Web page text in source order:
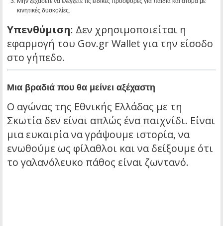
κινητικές δυσκολίες.
Υπενθύμιση: Δεν χρησιμοποιείται η
εφαρμογή του Gov.gr Wallet για την είσοδο
στο γήπεδο.
Μια βραδιά που θα μείνει αξέχαστη
Ο αγώνας της Εθνικής Ελλάδας με τη
Σκωτία δεν είναι απλώς ένα παιχνίδι. Είναι
μια ευκαιρία να γράψουμε ιστορία, να
ενωθούμε ως φίλαθλοι και να δείξουμε ότι
το γαλανόλευκο πάθος είναι ζωντανό.